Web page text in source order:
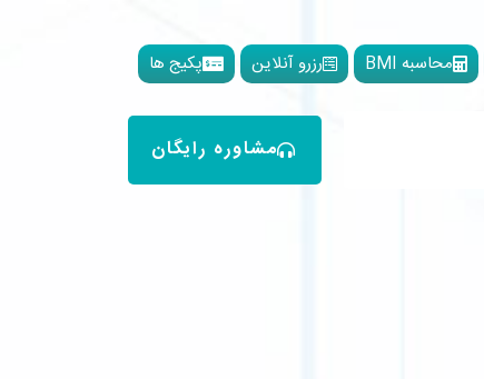
محاسبه BMI رزرو آنلاین پکیج ها
مشاوره رایگان